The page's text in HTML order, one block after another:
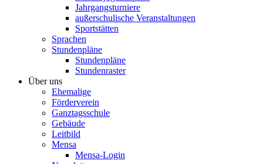
Jahrgangsturniere
außerschulische Veranstaltungen
Sportstätten
Sprachen
Stundenpläne
Stundenpläne
Stundenraster
Über uns
Ehemalige
Förderverein
Ganztagsschule
Gebäude
Leitbild
Mensa
Mensa-Login